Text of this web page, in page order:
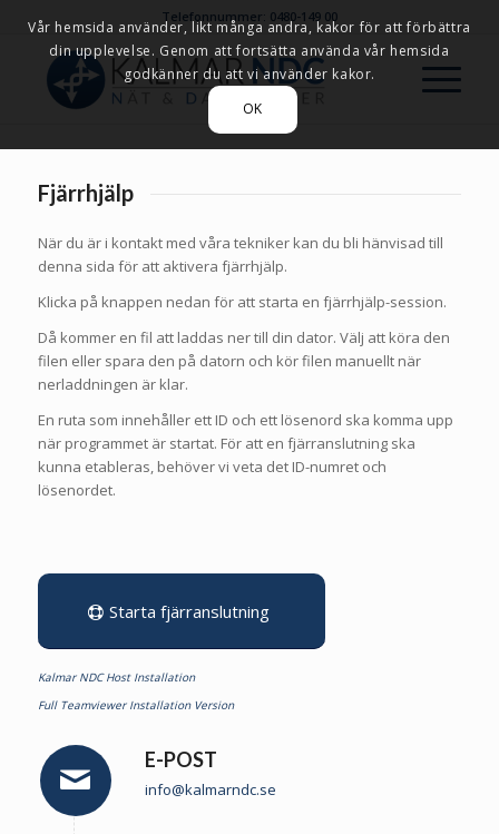
Telefonnummer: 0480-149 00
Fjärrhjälp
När du är i kontakt med våra tekniker kan du bli hänvisad till
denna sida för att aktivera fjärrhjälp.
Klicka på knappen nedan för att starta en fjärrhjälp-session.
Då kommer en fil att laddas ner till din dator. Välj att köra den
filen eller spara den på datorn och kör filen manuellt när
nerladdningen är klar.
En ruta som innehåller ett ID och ett lösenord ska komma upp
när programmet är startat. För att en fjärranslutning ska
kunna etableras, behöver vi veta det ID-numret och
lösenordet.
Starta fjärranslutning
Kalmar NDC Host Installation
Full Teamviewer Installation Version
E-POST
info@kalmarndc.se
Vår hemsida använder, likt många andra, kakor för att förbättra
din upplevelse. Genom att fortsätta använda vår hemsida
godkänner du att vi använder kakor.
OK